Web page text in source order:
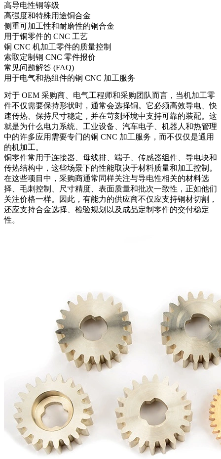
高导电性铜等级
高强度和特殊用途铜合金
侧重可加工性和耐磨性的铜合金
用于铜零件的 CNC 工艺
铜 CNC 机加工零件的质量控制
索取定制铜 CNC 零件报价
常见问题解答 (FAQ)
用于电气和热组件的铜 CNC 加工服务
对于 OEM 采购商、电气工程师和采购团队而言，当机加工零
件不仅需要保持形状时，通常会选择铜。它必须高效导电、快
速传热、保持尺寸稳定，并在苛刻环境中支持可靠的装配。这
就是为什么电力系统、工业设备、汽车电子、机器人和热管理
中的许多应用需要专门的铜 CNC 加工服务 ，而不仅仅是通用
的机加工。
铜零件常用于连接器、母线排、端子、传感器组件、导电块和
传热结构中，这些场景下的性能取决于材料质量和加工控制。
在这些项目中，采购商通常同样关注与导电性相关的材料选
择、毛刺控制、尺寸精度、表面质量和批次一致性，正如他们
关注价格一样。因此，有能力的供应商不仅应支持铜材切割，
还应支持合金选择、检验规划以及成品定制零件的交付稳定
性。